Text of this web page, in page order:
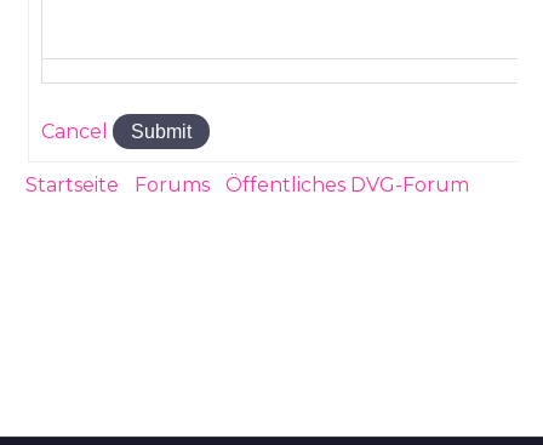
Cancel Submit
Startseite Forums Öffentliches DVG-Forum